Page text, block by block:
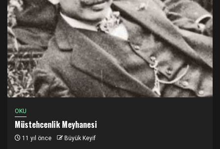
OKU
Müstehcenlik Meyhanesi
11 yıl önce Büyük Keyif